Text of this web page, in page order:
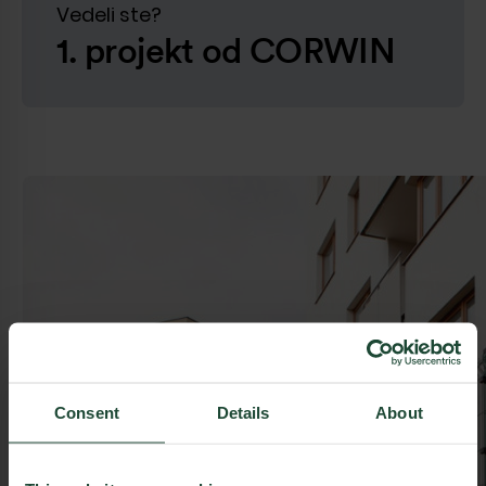
Consent Details About
Vedeli ste?
1. projekt od CORWIN